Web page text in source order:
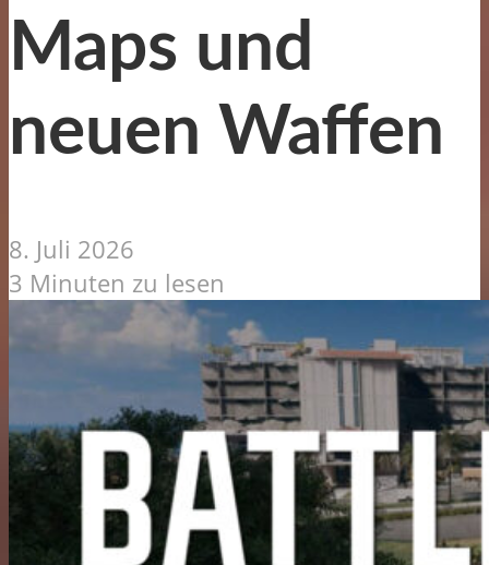
Maps und
neuen Waffen
8. Juli 2026
3 Minuten zu lesen